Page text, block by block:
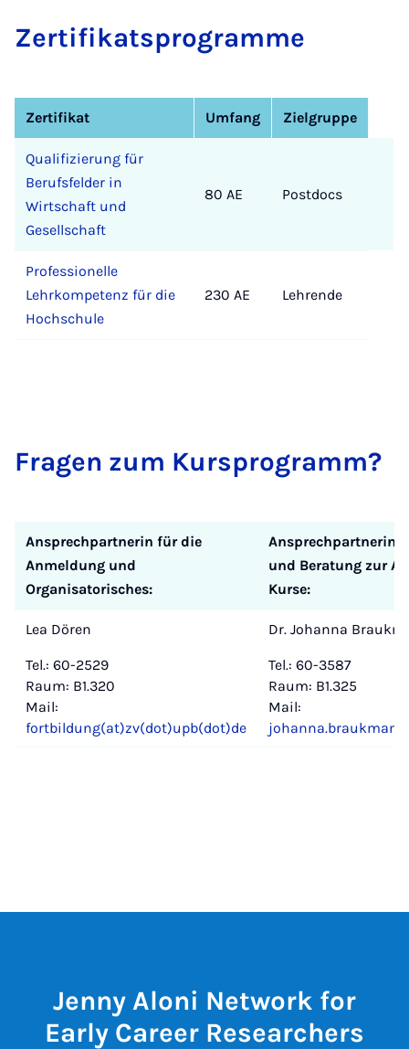
Zer­ti­fi­kats­pro­gram­me
Zertifikat Umfang Zielgruppe
Qualifizierung für
Berufsfelder in
Wirtschaft und
Gesellschaft
80 AE Postdocs
Professionelle
Lehrkompetenz für die
Hochschule
230 AE Lehrende
Fra­gen zum Kur­s­pro­gramm?
Ansprechpartnerin für die
Anmeldung und
Organisatorisches:
Ansprechpartnerin
und Beratung zur
Kurse:
Lea Dören
Tel.: 60-2529
Raum: B1.320
Mail:
fortbildung(at)zv(dot)upb(dot)de
Dr. Johanna
Tel.: 60-3587
Raum: B1.325
Mail:
Jenny Aloni Network for
Early Career Researchers